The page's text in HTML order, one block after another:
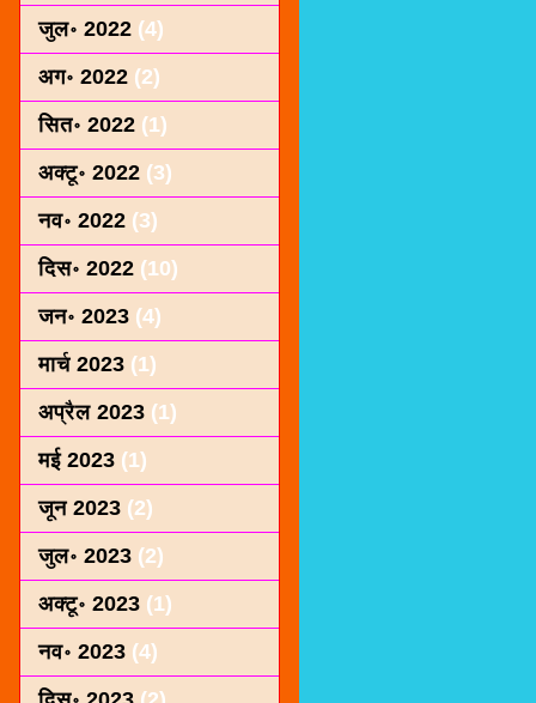
जुल॰ 2022 (4)
अग॰ 2022 (2)
सित॰ 2022 (1)
अक्टू॰ 2022 (3)
नव॰ 2022 (3)
दिस॰ 2022 (10)
जन॰ 2023 (4)
मार्च 2023 (1)
अप्रैल 2023 (1)
मई 2023 (1)
जून 2023 (2)
जुल॰ 2023 (2)
अक्टू॰ 2023 (1)
नव॰ 2023 (4)